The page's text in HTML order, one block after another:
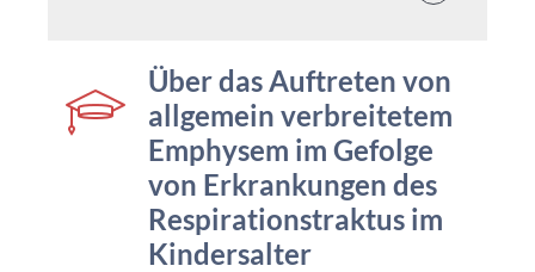
Über das Auftreten von
allgemein verbreitetem
Emphysem im Gefolge
von Erkrankungen des
Respirationstraktus im
Kindersalter